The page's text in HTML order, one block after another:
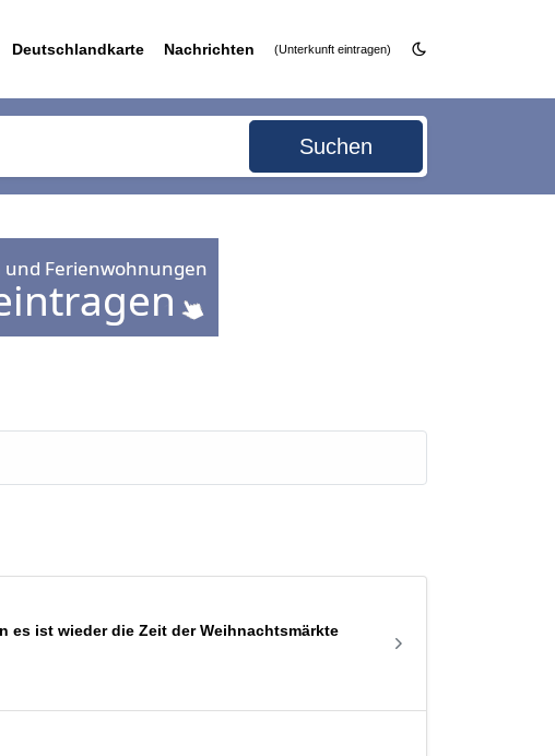
Deutschlandkarte Nachrichten (Unterkunft eintragen)
Suchen
es ist wieder die Zeit der Weihnachtsmärkte